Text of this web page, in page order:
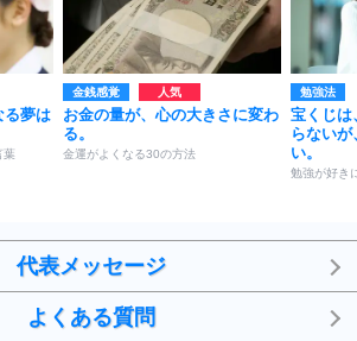
る夢は
葉
金銭感覚
お金の量が、心の大きさに変わ
る。
金運がよくなる30の方法
勉強法
宝くじは
らない
い。
勉強が好き
代表メッセージ
よくある質問